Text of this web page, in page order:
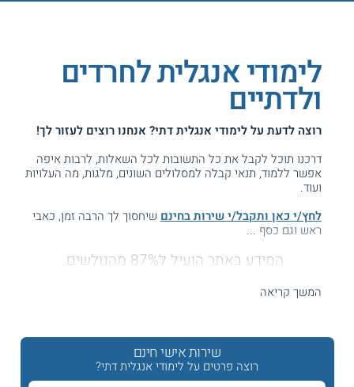
לימודי אנגלית לחרדים
ולדתיים
רוצה לדעת עללימודי אנגלית דתי? אנחנו רוצים לעזור לך!
דרכנו תוכל לקבל את כל התשובות לכל השאלות, לרבות איפה
אפשר ללמוד, תנאי קבלה למסלולים השונים, מלגות, מה העלויות
ועוד.
לחץ/י כאן ותקבל/י שירות בחינם שיחסוך לך הרבה זמן, כאבי
ראש וגם כסף ...
המידע באתר הועיל ל87% מהגולשים.
לימודי השפה האנגלית לציבור הדתי והחרדי
אנגלית היא משאב חובה הן בשוק העבודה והן באקדמיה.
המשך קריאה
שירות אישי חינם
רוצה פרטים על לימודי אנגלית דתי?